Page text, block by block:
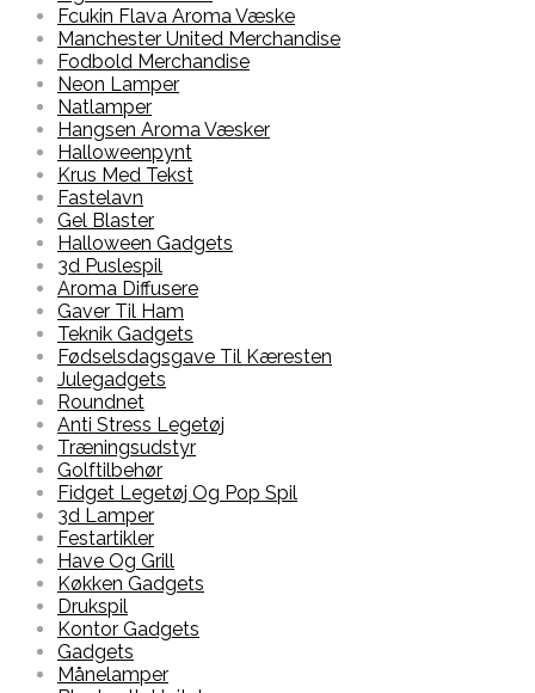
Fcukin Flava Aroma Væske
Manchester United Merchandise
Fodbold Merchandise
Neon Lamper
Natlamper
Hangsen Aroma Væsker
Halloweenpynt
Krus Med Tekst
Fastelavn
Gel Blaster
Halloween Gadgets
3d Puslespil
Aroma Diffusere
Gaver Til Ham
Teknik Gadgets
Fødselsdagsgave Til Kæresten
Julegadgets
Roundnet
Anti Stress Legetøj
Træningsudstyr
Golftilbehør
Fidget Legetøj Og Pop Spil
3d Lamper
Festartikler
Have Og Grill
Køkken Gadgets
Drukspil
Kontor Gadgets
Gadgets
Månelamper